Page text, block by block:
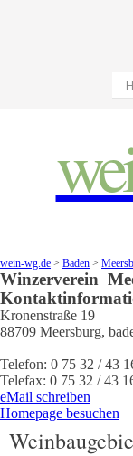
wein-wg.de > Baden >
Winzerverein
Kronenstraße 19
88709 Meersburg,
Telefon: 0 75 32 / 43
Telefax: 0 75 32 / 43
eMail schreiben
Homepage besuchen